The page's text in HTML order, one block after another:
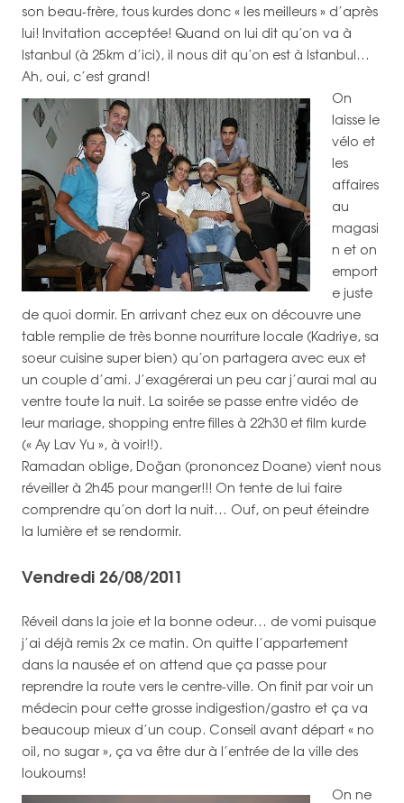
son beau-frère, tous kurdes donc « les meilleurs » d’après
lui! Invitation acceptée! Quand on lui dit qu’on va à
Istanbul (à 25km d’ici), il nous dit qu’on est à Istanbul…
Ah, oui, c’est grand!
On
laisse le
vélo et
les
affaires
au
magasi
n et on
emport
e juste
de quoi dormir. En arrivant chez eux on découvre une
table remplie de très bonne nourriture locale (Kadriye, sa
soeur cuisine super bien) qu’on partagera avec eux et
un couple d’ami. J’exagérerai un peu car j’aurai mal au
ventre toute la nuit. La soirée se passe entre vidéo de
leur mariage, shopping entre filles à 22h30 et film kurde
(« Ay Lav Yu », à voir!!).
Ramadan oblige, Doğan (prononcez Doane) vient nous
réveiller à 2h45 pour manger!!! On tente de lui faire
comprendre qu’on dort la nuit… Ouf, on peut éteindre
la lumière et se rendormir.
Vendredi 26/08/2011
Réveil dans la joie et la bonne odeur… de vomi puisque
j’ai déjà remis 2x ce matin. On quitte l’appartement
dans la nausée et on attend que ça passe pour
reprendre la route vers le centre-ville. On finit par voir un
médecin pour cette grosse indigestion/gastro et ça va
beaucoup mieux d’un coup. Conseil avant départ « no
oil, no sugar », ça va être dur à l’entrée de la ville des
loukoums!
On ne